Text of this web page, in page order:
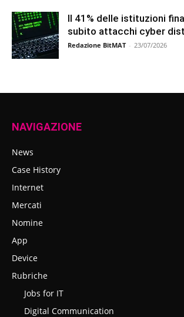
Il 41% delle istituzioni
subito attacchi cyber
Redazione BitMAT - 23/07/2026
NAVIGAZIONE
News
Case History
Internet
Mercati
Nomine
App
Device
Rubriche
Jobs for IT
Digital Communication